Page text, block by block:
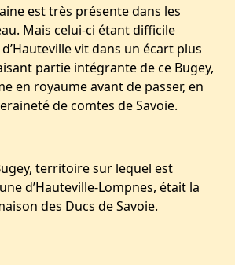
est très présente dans les
Mais celui-ci étant difficile
d’Hauteville vit dans un écart plus
partie intégrante de ce Bugey,
en royaume avant de passer, en
de comtes de Savoie.
territoire sur lequel est
d’Hauteville-Lompnes, était la
des Ducs de Savoie.